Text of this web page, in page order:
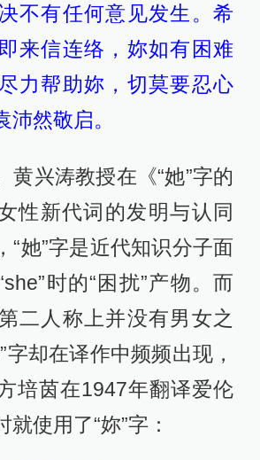
不有任何意见发生。希
来信连络，妳如有困难
力帮助妳，切莫要忍心
然敬启。
黄兴涛教授在《“她”字的
新代词的发明与认同
“她”字是近代知识分子面
时的“困扰”产物。而
二人称上并没有男女之
字却在译作中频频出现，
培茵在1947年翻译爱伦
使用了“妳”字：